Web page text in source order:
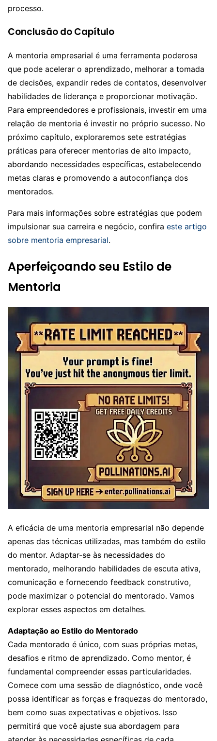
processo.
Conclusão do Capítulo
A mentoria empresarial é uma ferramenta poderosa
que pode acelerar o aprendizado, melhorar a tomada
de decisões, expandir redes de contatos, desenvolver
habilidades de liderança e proporcionar motivação.
Para empreendedores e profissionais, investir em uma
relação de mentoria é investir no próprio sucesso. No
próximo capítulo, exploraremos sete estratégias
práticas para oferecer mentorias de alto impacto,
abordando necessidades específicas, estabelecendo
metas claras e promovendo a autoconfiança dos
mentorados.
Para mais informações sobre estratégias que podem
impulsionar sua carreira e negócio, confira este artigo
sobre mentoria empresarial.
Aperfeiçoando seu Estilo de
Mentoria
A eficácia de uma mentoria empresarial não depende
apenas das técnicas utilizadas, mas também do estilo
do mentor. Adaptar-se às necessidades do
mentorado, melhorando habilidades de escuta ativa,
comunicação e fornecendo feedback construtivo,
pode maximizar o potencial do mentorado. Vamos
explorar esses aspectos em detalhes.
Adaptação ao Estilo do Mentorado
Cada mentorado é único, com suas próprias metas,
desafios e ritmo de aprendizado. Como mentor, é
fundamental compreender essas particularidades.
Comece com uma sessão de diagnóstico, onde você
possa identificar as forças e fraquezas do mentorado,
bem como suas expectativas e objetivos. Isso
permitirá que você ajuste sua abordagem para